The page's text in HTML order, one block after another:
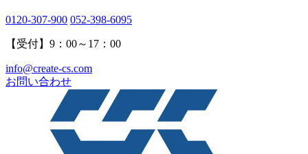
0120-307-900 052-398-6095
【受付】9：00～17：00
info@create-cs.com
お問い合わせ